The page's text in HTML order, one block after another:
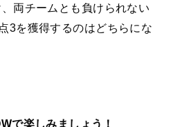
両チームとも負けられない
3を獲得するのはどちらにな
で楽しみましょう！